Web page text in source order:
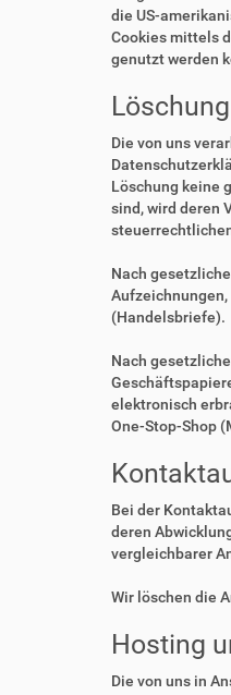
die US-
Cookies mittels
genutzt werden
Die von uns
Löschung keine
sind, wird deren
Nach
Aufzeichnungen,
(Handelsbriefe).
Nach
elektronisch
One-Stop-Shop
Bei der
deren
vergleichbarer
Wir löschen die
Hosting
Die von uns in